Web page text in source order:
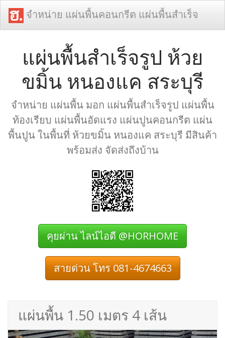
จำหน่าย แผ่นพื้นคอนกรีต แผ่นพื้นสำเร็จ
แผ่นพื้นสำเร็จรูป ห้วย
ขมิ้น หนองแค สระบุรี
จำหน่าย แผ่นพื้น มอก แผ่นพื้นสำเร็จรูป แผ่นพื้น
ท้องเรียบ แผ่นพื้นอัดแรง แผ่นปูนคอนกรีต แผ่น
พื้นปูน ในพื้นที่ ห้วยขมิ้น หนองแค สระบุรี มีสินค้า
พร้อมส่ง จัดส่งถึงบ้าน
คุยผ่าน ไลน์ไอดี @HORHOME
สายด่วน โทร 081-4674663
แผ่นพื้น 1.50 เมตร 4 เส้น